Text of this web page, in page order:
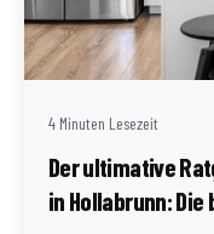
Redaktion
(AT)
4 Minuten Lesezeit
Der ultimative
in Hollabrunn: